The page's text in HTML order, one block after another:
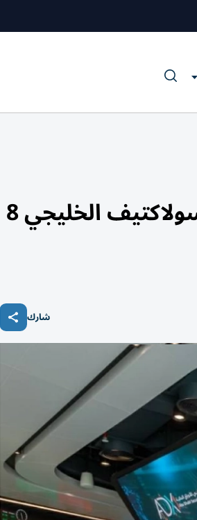
سوق أبوظبي: بدء الاكتتاب في صندوق شيميرا سولاكتيف الخليجي 8
شارك